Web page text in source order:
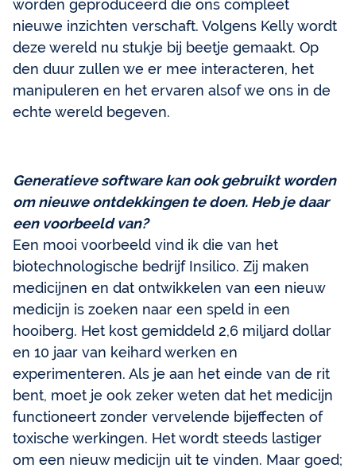
worden geproduceerd die ons compleet
nieuwe inzichten verschaft. Volgens Kelly wordt
deze wereld nu stukje bij beetje gemaakt. Op
den duur zullen we er mee interacteren, het
manipuleren en het ervaren alsof we ons in de
echte wereld begeven.
Generatieve software kan ook gebruikt worden
om nieuwe ontdekkingen te doen. Heb je daar
een voorbeeld van?
Een mooi voorbeeld vind ik die van het
biotechnologische bedrijf Insilico. Zij maken
medicijnen en dat ontwikkelen van een nieuw
medicijn is zoeken naar een speld in een
hooiberg. Het kost gemiddeld 2,6 miljard dollar
en 10 jaar van keihard werken en
experimenteren. Als je aan het einde van de rit
bent, moet je ook zeker weten dat het medicijn
functioneert zonder vervelende bijeffecten of
toxische werkingen. Het wordt steeds lastiger
om een nieuw medicijn uit te vinden. Maar goed;